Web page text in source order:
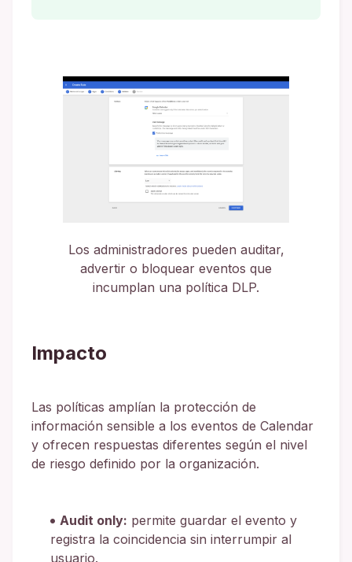
Los administradores pueden auditar,
advertir o bloquear eventos que
incumplan una política DLP.
Impacto
Las políticas amplían la protección de
información sensible a los eventos de Calendar
y ofrecen respuestas diferentes según el nivel
de riesgo definido por la organización.
Audit only: permite guardar el evento y
registra la coincidencia sin interrumpir al
usuario.